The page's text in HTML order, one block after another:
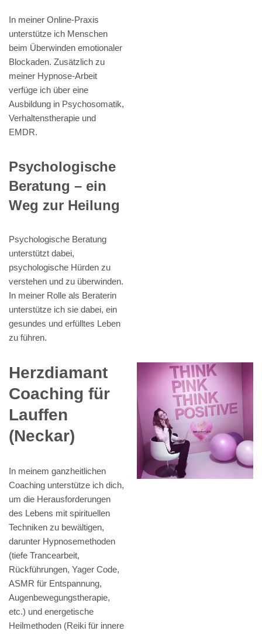
In meiner Online-Praxis
unterstütze ich Menschen
beim Überwinden emotionaler
Blockaden. Zusätzlich zu
meiner Hypnose-Arbeit
verfüge ich über eine
Ausbildung in Psychosomatik,
Verhaltenstherapie und
EMDR.
Psychologische
Beratung – ein
Weg zur Heilung
Psychologische Beratung
unterstützt dabei,
psychologische Hürden zu
verstehen und zu überwinden.
In meiner Rolle als Beraterin
unterstütze ich sie dabei, ein
gesundes und erfülltes Leben
zu führen.
Herzdiamant
Coaching für
Lauffen
(Neckar)
In meinem ganzheitlichen
Coaching unterstütze ich dich,
um die Herausforderungen
des Lebens mit spirituellen
Techniken zu bewältigen,
darunter Hypnosemethoden
(tiefe Trancearbeit,
Rückführungen, Yager Code,
ASMR für Entspannung,
Augenbewegungstherapie,
etc.) und energetische
Heilmethoden (Reiki für innere